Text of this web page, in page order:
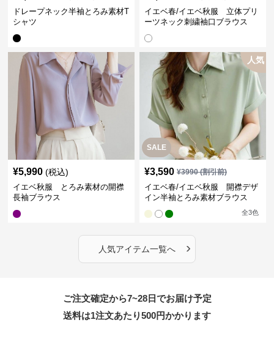
ドレープネック半袖とろみ素材T
シャツ
イエベ春/イエベ秋服 立体プリ
ーツネック刺繍袖口ブラウス
¥5,990 (税込)
イエベ秋服 とろみ素材の開襟
長袖ブラウス
SALE
人気
¥3,590 ¥3990(割引前)
イエベ春/イエベ秋服 開襟デザ
イン半袖とろみ素材ブラウス
全3色
人気アイテム一覧へ ›
ご注文確定から7~28日でお届け予定
送料は1注文あたり500円かかります